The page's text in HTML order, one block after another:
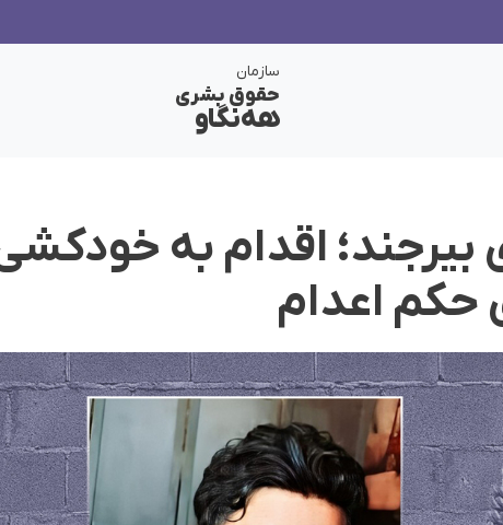
سازمان
حقوق بشری
هەنگاو
بیرجند؛ اقدام به
حکم اعدام